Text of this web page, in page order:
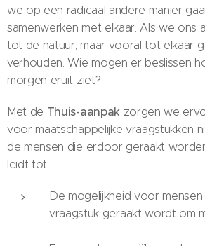
we op een radicaal andere manier
samenwerken met elkaar. Als we ons
tot de natuur, maar vooral tot elkaar
verhouden. Wie mogen er beslissen
morgen eruit ziet?
Met de Thuis-aanpakzorgen we
voor maatschappelijke vraagstukken
de mensen die erdoor geraakt
leidt tot:
De mogelijkheid voor
vraagstuk geraakt wordt om